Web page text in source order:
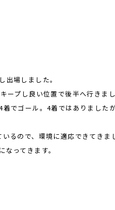
出場しました。
ープし良い位置で後半へ行きま
でゴール。4着ではありました
るので、環境に適応できてき
ってきます。